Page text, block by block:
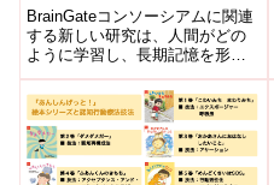
tasks while people sleep,
study finds)
BrainGateコンソーシアムに関連
する新しい研究は、人間がどの
ように学習し、長期記憶を形成
するかについて重要な手がかり
を与えました。この発見は、麻
痺のある人...